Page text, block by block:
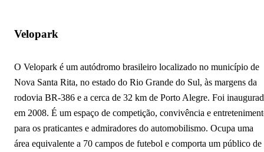
Velopark
O Velopark é um autódromo brasileiro localizado no município de
Nova Santa Rita, no estado do Rio Grande do Sul, às margens da
rodovia BR-386 e a cerca de 32 km de Porto Alegre. Foi
em 2008. É um espaço de competição, convivência e
para os praticantes e admiradores do automobilismo. Ocupa uma
área equivalente a 70 campos de futebol e comporta um público de